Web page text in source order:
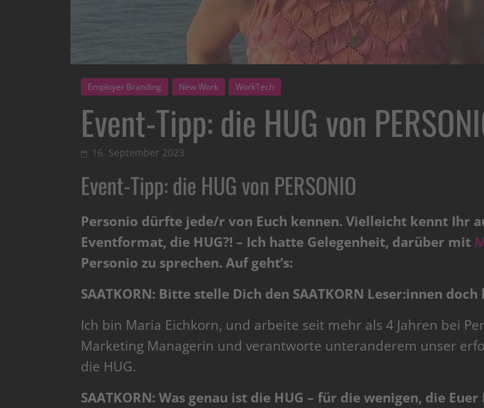
Employer Branding New Work WorkTech
Event-Tipp: die HUG von
16. September 2023
Event-Tipp: die HUG von PERSONIO
Personio dürfte jede/r von Euch kennen. Vielleicht kennt Ihr
Eventformat, die HUG?! – Ich hatte Gelegenheit, darüber mit
Personio zu sprechen. Auf geht’s:
SAATKORN: Bitte stelle Dich den SAATKORN Leser:innen
Ich bin Maria Eichkorn, und arbeite seit mehr als 4 Jahren bei
Marketing Managerin und verantworte unteranderem unser
die HUG.
SAATKORN: Was genau ist die HUG – für die wenigen, die